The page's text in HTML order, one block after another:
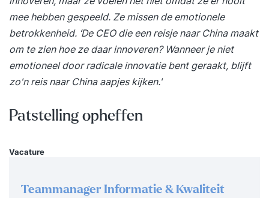
revolutie rond geld en betalingen Begrip van de
risico’s én kansen van crypto, DeFi en tokenized
assets Praktische handvatten om risico’s te
herkennen en je organisatie te positioneren
Actuele kennis van regelgeving en toezicht rond
digitale financiële innovatie Voor wie is de
masterclass? Voor financiële professionals,
controllers, riskmanagers, investeerders en
ontwikkelt en welke impact dit heeft op hun
ontdek hoe digitale innovaties het financiële
mee hebben gespeeld. Ze missen de emotionele
betrokkenheid. ‘De CEO die een reisje naar China maakt
om te zien hoe ze daar innoveren? Wanneer je niet
emotioneel door radicale innovatie bent geraakt, blijft
zo'n reis naar China aapjes kijken.'
Patstelling opheffen
Vacature
Teammanager Informatie & Kwaliteit